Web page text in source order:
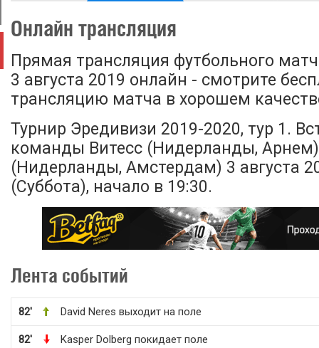
Онлайн трансляция
Прямая трансляция футбольного
3 августа 2019 онлайн - смотрите
трансляцию матча в хорошем
Турнир Эредивизи 2019-2020, тур 1.
команды Витесс (Нидерланды,
(Нидерланды, Амстердам) 3 августа
(Суббота), начало в 19:30.
Лента событий
82' David Neres выходит на поле
82' Kasper Dolberg покидает поле